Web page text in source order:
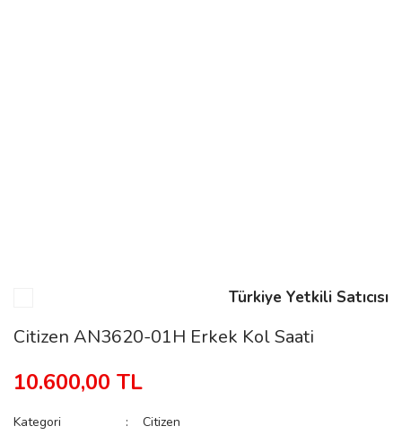
Türkiye Yetkili Satıcısı
Citizen AN3620-01H Erkek Kol Saati
10.600,00 TL
Kategori
Citizen